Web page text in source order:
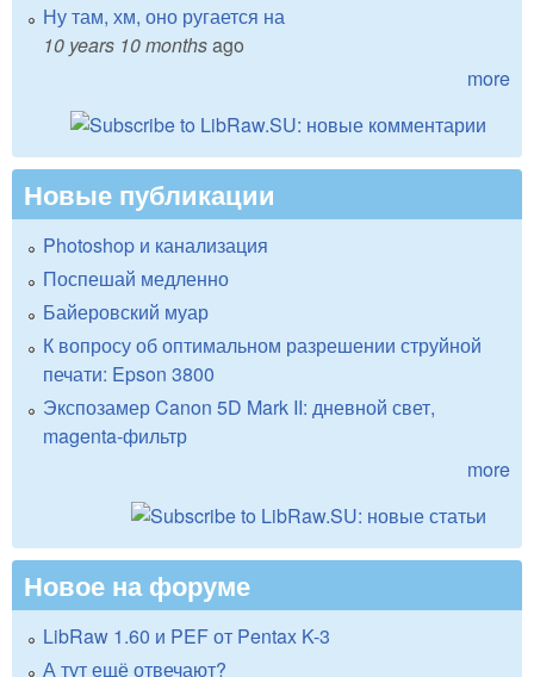
Ну там, хм, оно ругается на
10 years 10 monthsago
more
Новые публикации
Photoshop и канализация
Поспешай медленно
Байеровский муар
К вопросу об оптимальном разрешении струйной
печати: Epson 3800
Экспозамер Canon 5D Mark II: дневной свет,
magenta-фильтр
more
Новое на форуме
LibRaw 1.60 и PEF от Pentax K-3
А тут ещё отвечают?